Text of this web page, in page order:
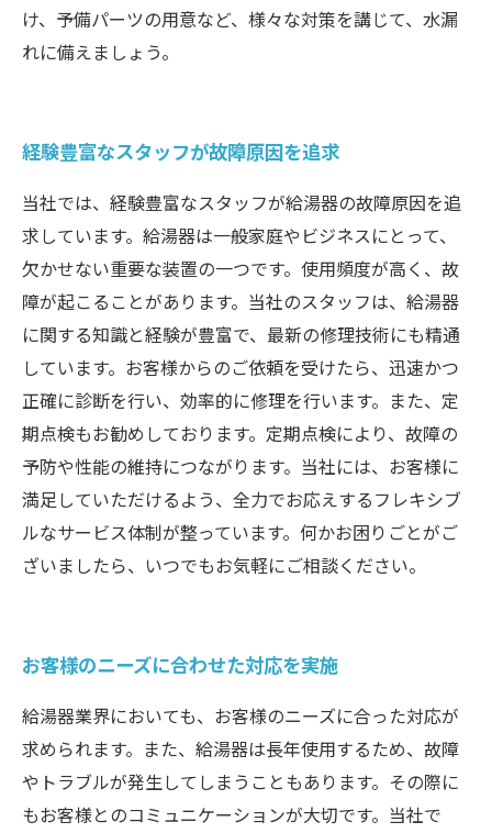
け、予備パーツの用意など、様々な対策を講じて、水漏
れに備えましょう。
経験豊富なスタッフが故障原因を追求
当社では、経験豊富なスタッフが給湯器の故障原因を追
求しています。給湯器は一般家庭やビジネスにとって、
欠かせない重要な装置の一つです。使用頻度が高く、故
障が起こることがあります。当社のスタッフは、給湯器
に関する知識と経験が豊富で、最新の修理技術にも精通
しています。お客様からのご依頼を受けたら、迅速かつ
正確に診断を行い、効率的に修理を行います。また、定
期点検もお勧めしております。定期点検により、故障の
予防や性能の維持につながります。当社には、お客様に
満足していただけるよう、全力でお応えするフレキシブ
ルなサービス体制が整っています。何かお困りごとがご
ざいましたら、いつでもお気軽にご相談ください。
お客様のニーズに合わせた対応を実施
給湯器業界においても、お客様のニーズに合った対応が
求められます。また、給湯器は長年使用するため、故障
やトラブルが発生してしまうこともあります。その際に
もお客様とのコミュニケーションが大切です。当社で